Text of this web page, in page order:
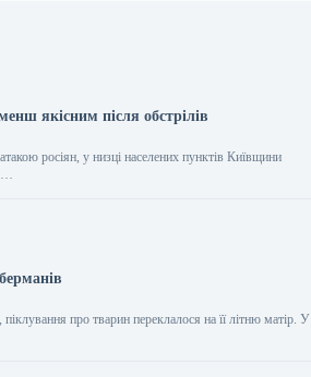
якісним після обстрілів
росіян, у низці населених пунктів Київщини
про тварин переклалося на її літню матір. У